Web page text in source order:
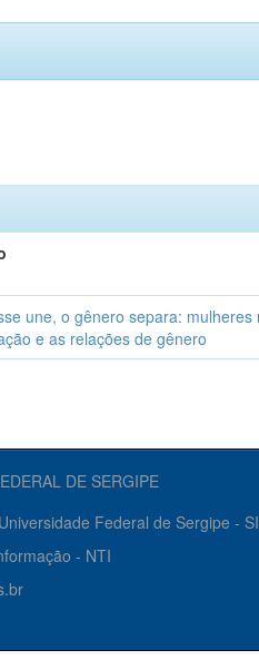
une, o gênero separa:
e as relações de gênero
DE SERGIPE
Federal de Sergipe -
- NTI